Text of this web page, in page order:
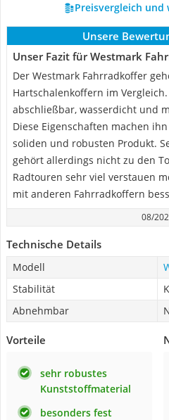
Preisvergleich und
Unsere
Unser Fazit für Westmark
Der Westmark Fahrradkoffer
Hartschalenkoffern im
abschließbar, wasserdicht und
Diese Eigenschaften machen
soliden und robusten Produkt.
gehört allerdings nicht zu den
Radtouren sehr viel verstauen
mit anderen Fahrradkoffern
08/
Technische Details
Modell
Stabilität
Abnehmbar
Vorteile
sehr robustes
Kunststoffmaterial
besonders fest